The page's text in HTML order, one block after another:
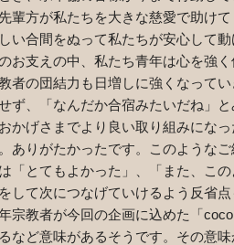
輩方が私たちを大きな慈愛で助け
い合間をぬって私たちが安心して
お支えの中、私たち青年は心を強
者の団結力も日増しに強くなって
ず、「なんだか合宿みたいだね」
かげさまでより良い取り組みにな
ありがたかったです。このような
「とてもよかった」、「また、こ
して次につなげていけるよう反省
宗教者が今回の企画に込めた「
など意味があるそうです。その意